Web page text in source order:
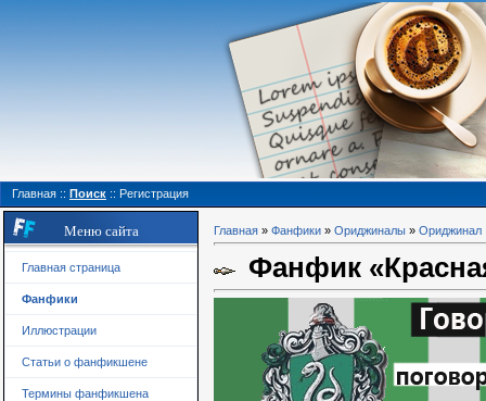
Главная :: Поиск :: Регистрация
Меню сайта
Главная страница
Фанфики
Иллюстрации
Статьи о фанфикшене
Термины фанфикшена
Главная » Фанфики » Ориджиналы » Ориджинал
Фанфик